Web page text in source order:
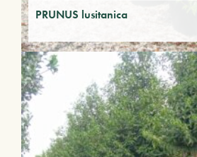
PRUNUS lusitanica